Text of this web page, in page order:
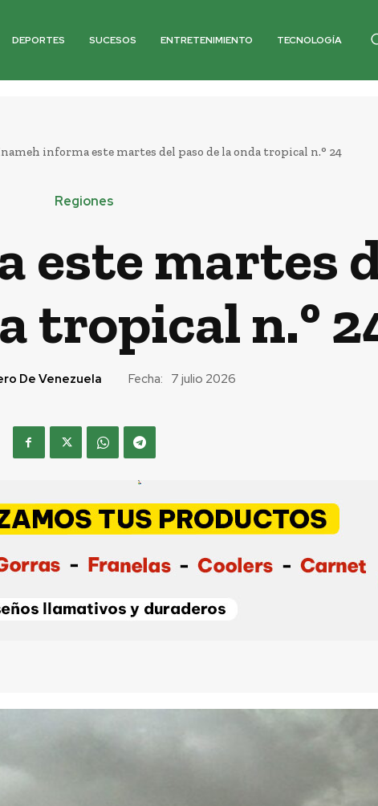
DEPORTES SUCESOS ENTRETENIMIENTO TECNOLOGÍA
informa este martes del paso de la onda tropical n.° 24
Regiones
este martes
tropical n.°
De Venezuela Fecha: 7 julio 2026